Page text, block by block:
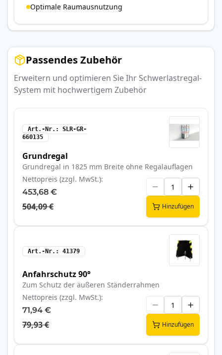
Optimale Raumausnutzung
Passendes Zubehör
Erweitern und optimieren Sie Ihr Schwerlastregal-
System mit hochwertigem Zubehör
Art.-Nr.
SLR-GR-
660135
Grundregal
Grundregal in 1825 mm Breite ohne Regalauflagen
Nettopreis (zzgl. MwSt.)
453,68 €
504,09 € Hinzufügen
Art.-Nr. 41379
Anfahrschutz 90°
Zum Schutz der äußeren Ständerrahmen
Nettopreis (zzgl. MwSt.)
71,94 €
79,93 € Hinzufügen